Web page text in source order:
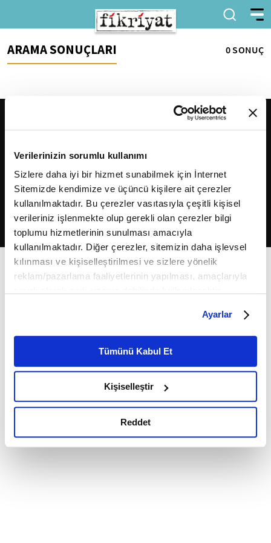
Verilerinizin sorumlu kullanımı
Sizlere daha iyi bir hizmet sunabilmek için İnternet
Sitemizde kendimize ve üçüncü kişilere ait çerezler
kullanılmaktadır. Bu çerezler vasıtasıyla çeşitli kişisel
verileriniz işlenmekte olup gerekli olan çerezler bilgi
toplumu hizmetlerinin sunulması amacıyla
kullanılmaktadır. Diğer çerezler, sitemizin daha işlevsel
kılınması ve kişiselleştirilmesi ve sizlere yönelik
reklam/pazarlama faaliyetlerinin yapılması, amaçlarıyla
belirleyebilirsiniz. Çerezlere ilişkin detaylı bilgi için
Ayarlar butonuna tıklayabilir,Çerez Bilgilendirme
Metnimizi ziyaret edebilirsiniz.
6698 sayılı Kişisel Verilerin Korunması Kanunu uyarınca
okumak ve sitemizi ziyaretiniz kapsamında
gerçekleştirilen veri işleme faaliyetleri ile ilgili daha
detaylı bilgi almak için lütfentıklayınız.
Ayarlar
Tümünü Kabul Et
Kişiselleştir
Reddet
ARAMA SONUÇLARI 0 SONUÇ
2026Fikriyat. Tüm hakları saklıdır.